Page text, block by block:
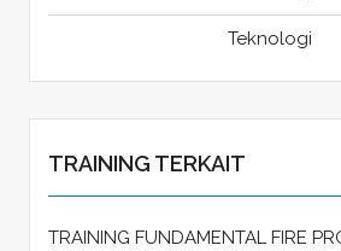
Teknologi
TRAINING TERKAIT
TRAINING FUNDAMENTAL FIRE